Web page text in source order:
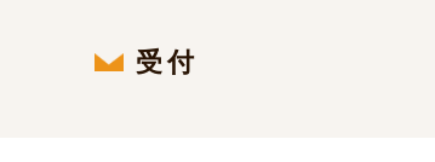
受付